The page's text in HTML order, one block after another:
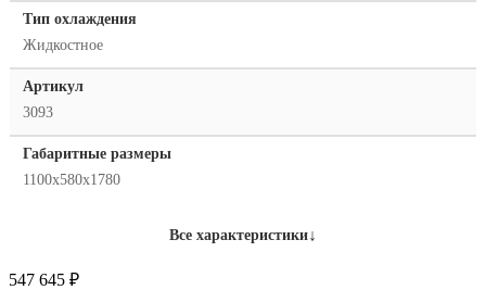
Тип охлаждения
Жидкостное
Артикул
3093
Габаритные размеры
1100х580х1780
Все характеристики↓
547 645 ₽